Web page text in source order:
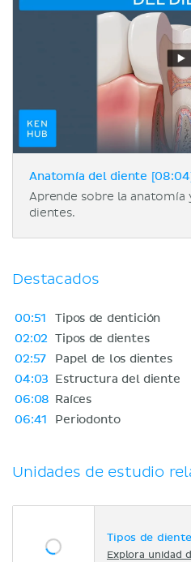
Anatomía del diente
Aprende sobre la anatomía
dientes.
Destacados
00:51
Tipos de dentición
02:02
Tipos de dientes
02:57
Papel de los dientes
04:03
Estructura del diente
06:08
Raíces
06:41
Periodonto
Unidades de estudio
Tipos de
Explora unidad